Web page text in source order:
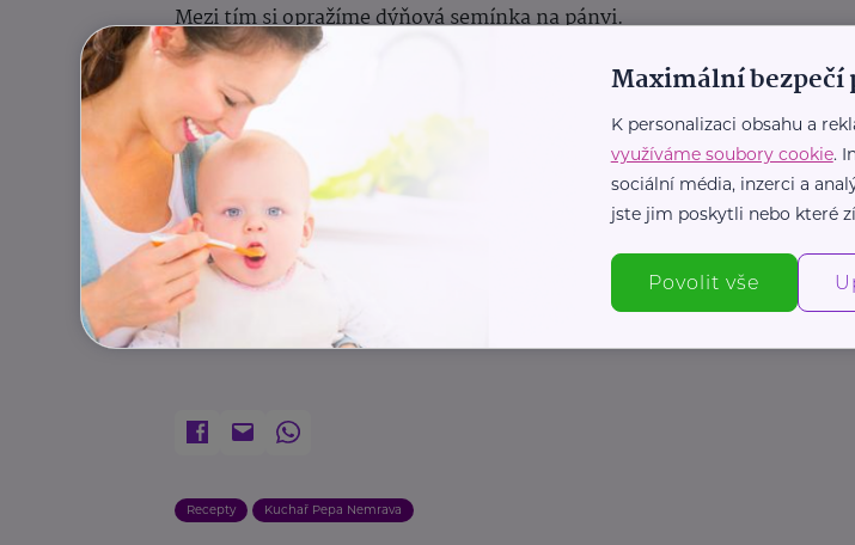
Mezi tím si opražíme dýňová semínka na pánvi.
Na talíři ozdobíme dýňovými opraženými semínky, petrželkou a
papričkou.
Dobrou chuť!
Zdroj: kuchař Pepa Nemrava
Recepty Kuchař Pepa Nemrava
Maximální bezpečí
K personalizaci obsahu a
využíváme soubory cookie.
sociální média, inzerci a
jste jim poskytli nebo které
Povolit vše